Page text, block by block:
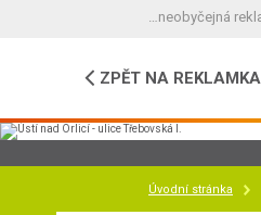
…neobyčejná
ZPĚT NA
Úvodní stránka